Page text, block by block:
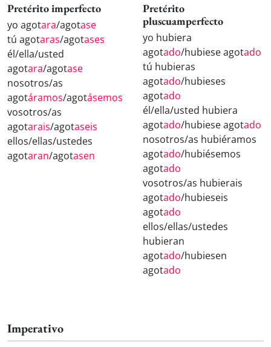
Pretérito imperfecto
yo agotara/agotase
tú agotaras/agotases
él/ella/usted
agotara/agotase
nosotros/as
agotáramos/agotásemos
vosotros/as
agotarais/agotaseis
ellos/ellas/ustedes
agotaran/agotasen
Pretérito
pluscuamperfecto
yo hubiera
agotado/hubiese agotado
tú hubieras
agotado/hubieses
agotado
él/ella/usted hubiera
agotado/hubiese agotado
nosotros/as hubiéramos
agotado/hubiésemos
agotado
vosotros/as hubierais
agotado/hubieseis
agotado
ellos/ellas/ustedes
hubieran
agotado/hubiesen
agotado
Imperativo